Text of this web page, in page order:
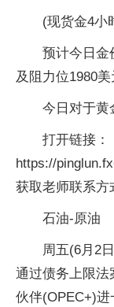
(现货金4小
预计今日金
及阻力位1980美
今日对于黄
打开链接：
https://
获取老师联系方
石油-原油
周五(6月2
通过债务上限法
伙伴(OPEC+)进